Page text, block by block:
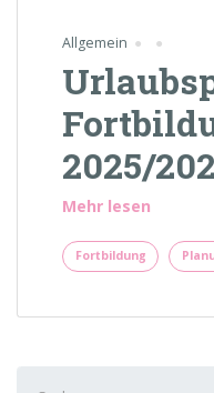
Allgemein
2025/
Mehr lesen
2025/
Fortbildung